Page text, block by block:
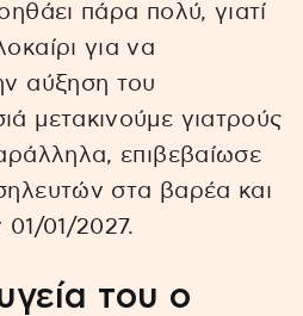
πάρα πολύ, γιατί
για να
αύξηση του
μετακινούμε γιατρούς
επιβεβαίωσε
στα βαρέα και
01/01/2027.
του ο